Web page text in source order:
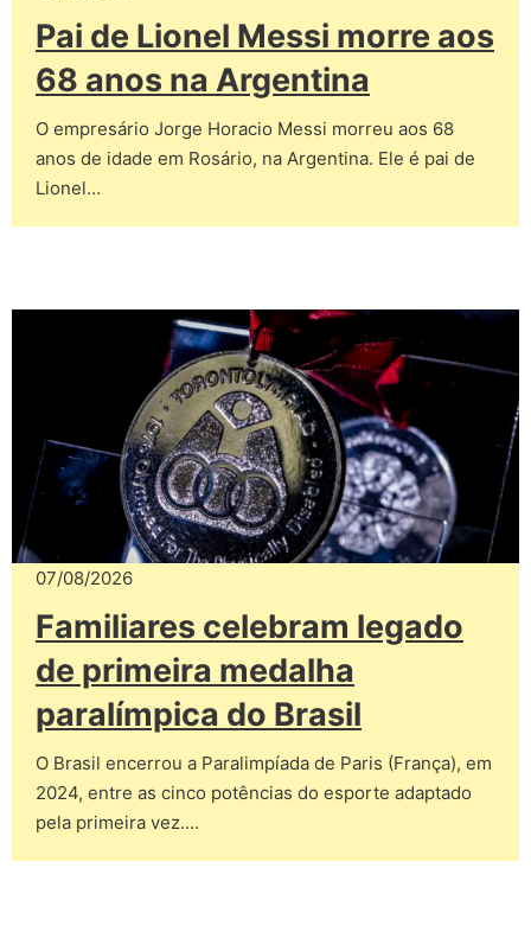
Pai de Lionel Messi morre aos
68 anos na Argentina
O empresário Jorge Horacio Messi morreu aos 68
anos de idade em Rosário, na Argentina. Ele é pai de
Lionel…
07/08/2026
Familiares celebram legado
de primeira medalha
paralímpica do Brasil
O Brasil encerrou a Paralimpíada de Paris (França), em
2024, entre as cinco potências do esporte adaptado
pela primeira vez.…